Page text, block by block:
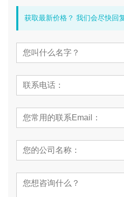
获取最新价格？ 我们会尽快回